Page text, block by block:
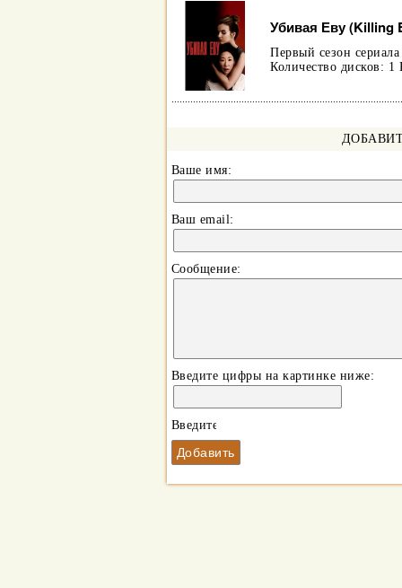
Убивая Еву (Killing
Первый сезон
Количество дисков: 1
Ваше имя:
Ваш еmail:
Сообщение:
Введите цифры на картинке ниже: